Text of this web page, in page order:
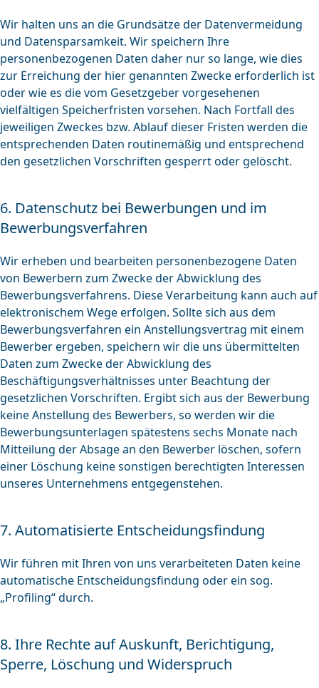
Wir halten uns an die Grundsätze der Datenvermeidung
und Datensparsamkeit. Wir speichern Ihre
personenbezogenen Daten daher nur so lange, wie dies
zur Erreichung der hier genannten Zwecke erforderlich ist
oder wie es die vom Gesetzgeber vorgesehenen
vielfältigen Speicherfristen vorsehen. Nach Fortfall des
jeweiligen Zweckes bzw. Ablauf dieser Fristen werden die
entsprechenden Daten routinemäßig und entsprechend
den gesetzlichen Vorschriften gesperrt oder gelöscht.
6. Datenschutz bei Bewerbungen und im
Bewerbungsverfahren
Wir erheben und bearbeiten personenbezogene Daten
von Bewerbern zum Zwecke der Abwicklung des
Bewerbungsverfahrens. Diese Verarbeitung kann auch auf
elektronischem Wege erfolgen. Sollte sich aus dem
Bewerbungsverfahren ein Anstellungsvertrag mit einem
Bewerber ergeben, speichern wir die uns übermittelten
Daten zum Zwecke der Abwicklung des
Beschäftigungsverhältnisses unter Beachtung der
gesetzlichen Vorschriften. Ergibt sich aus der Bewerbung
keine Anstellung des Bewerbers, so werden wir die
Bewerbungsunterlagen spätestens sechs Monate nach
Mitteilung der Absage an den Bewerber löschen, sofern
einer Löschung keine sonstigen berechtigten Interessen
unseres Unternehmens entgegenstehen.
7. Automatisierte Entscheidungsfindung
Wir führen mit Ihren von uns verarbeiteten Daten keine
automatische Entscheidungsfindung oder ein sog.
„Profiling“ durch.
8. Ihre Rechte auf Auskunft, Berichtigung,
Sperre, Löschung und Widerspruch